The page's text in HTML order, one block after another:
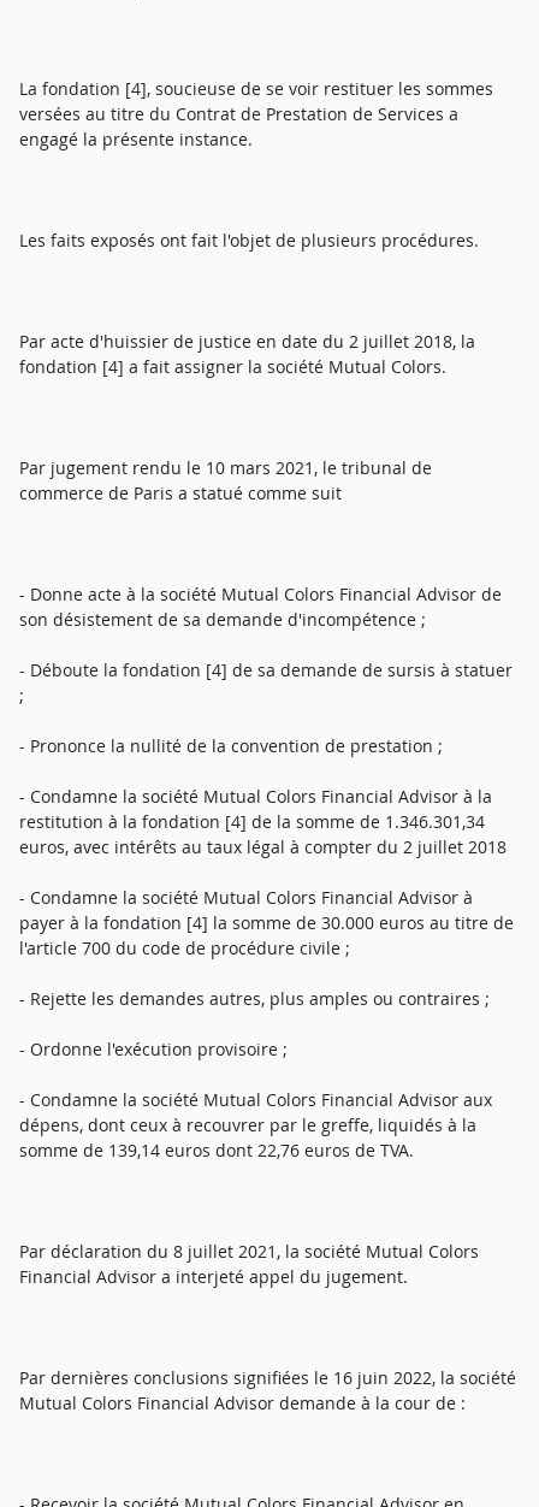
La fondation [4], soucieuse de se voir restituer les sommes
versées au titre du Contrat de Prestation de Services a
engagé la présente instance.
Les faits exposés ont fait l'objet de plusieurs procédures.
Par acte d'huissier de justice en date du 2 juillet 2018, la
fondation [4] a fait assigner la société Mutual Colors.
Par jugement rendu le 10 mars 2021, le tribunal de
commerce de Paris a statué comme suit
- Donne acte à la société Mutual Colors Financial Advisor de
son désistement de sa demande d'incompétence ;
- Déboute la fondation [4] de sa demande de sursis à statuer
;
- Prononce la nullité de la convention de prestation ;
- Condamne la société Mutual Colors Financial Advisor à la
restitution à la fondation [4] de la somme de 1.346.301,34
euros, avec intérêts au taux légal à compter du 2 juillet 2018
- Condamne la société Mutual Colors Financial Advisor à
payer à la fondation [4] la somme de 30.000 euros au titre de
l'article 700 du code de procédure civile ;
- Rejette les demandes autres, plus amples ou contraires ;
- Ordonne l'exécution provisoire ;
- Condamne la société Mutual Colors Financial Advisor aux
dépens, dont ceux à recouvrer par le greffe, liquidés à la
somme de 139,14 euros dont 22,76 euros de TVA.
Par déclaration du 8 juillet 2021, la société Mutual Colors
Financial Advisor a interjeté appel du jugement.
Par dernières conclusions signifiées le 16 juin 2022, la société
Mutual Colors Financial Advisor demande à la cour de :